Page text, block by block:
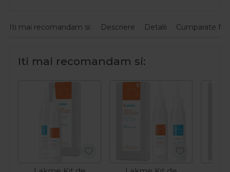
Iti mai recomandam si: Descriere Detalii Cumparate
Iti mai recomandam si: